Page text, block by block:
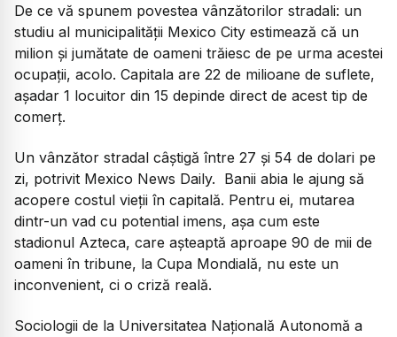
De ce vă spunem povestea vânzătorilor stradali: un
studiu al municipalității Mexico City estimează că un
milion și jumătate de oameni trăiesc de pe urma acestei
ocupații, acolo. Capitala are 22 de milioane de suflete,
așadar 1 locuitor din 15 depinde direct de acest tip de
comerț.
Un vânzător stradal câștigă între 27 și 54 de dolari pe
zi, potrivit Mexico News Daily. Banii abia le ajung să
acopere costul vieții în capitală. Pentru ei, mutarea
dintr-un vad cu potential imens, așa cum este
stadionul Azteca, care așteaptă aproape 90 de mii de
oameni în tribune, la Cupa Mondială, nu este un
inconvenient, ci o criză reală.
Sociologii de la Universitatea Națională Autonomă a